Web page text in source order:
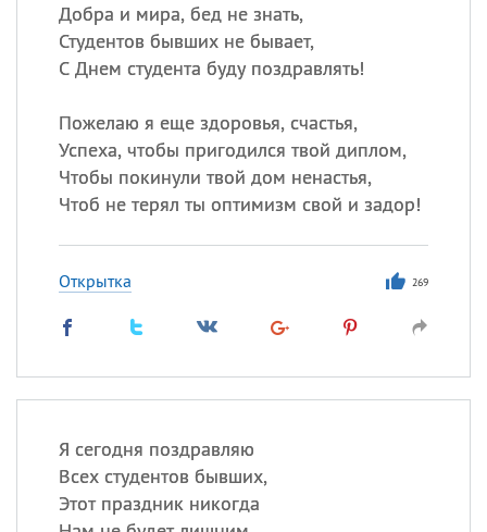
Добра и мира, бед не знать,
Студентов бывших не бывает,
С Днем студента буду поздравлять!
Пожелаю я еще здоровья, счастья,
Успеха, чтобы пригодился твой диплом,
Чтобы покинули твой дом ненастья,
Чтоб не терял ты оптимизм свой и задор!
Открытка 269
Я сегодня поздравляю
Всех студентов бывших,
Этот праздник никогда
ИМЕНА
Сегодня празднуют именины
Александр,Макар
Анна
Посмотреть значениеи